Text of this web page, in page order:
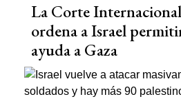
La Corte
ordena a Israel
ayuda a Gaza